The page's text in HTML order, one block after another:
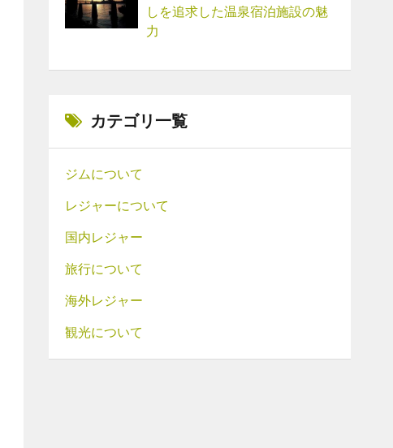
しを追求した温泉宿泊施設の魅
力
カテゴリ一覧
ジムについて
レジャーについて
国内レジャー
旅行について
海外レジャー
観光について